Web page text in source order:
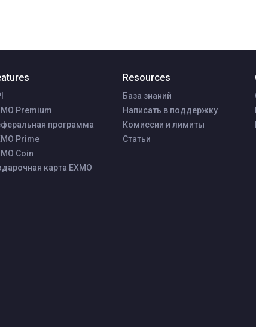
Premium
программа
Prime
Coin
карта EXMO
Resources
База знаний
Написать в поддержку
Комиссии и лимиты
Статьи